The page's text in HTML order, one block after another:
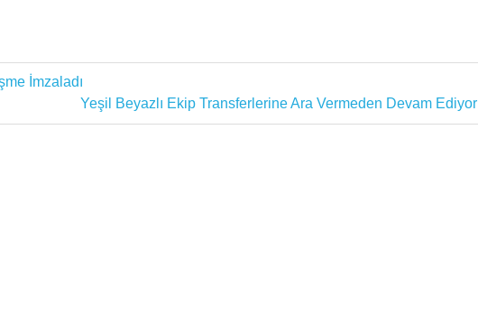
İmzaladı
Next
Post:
Yeşil Beyazlı Ekip Transferlerine Ara Vermeden Devam Ediyor